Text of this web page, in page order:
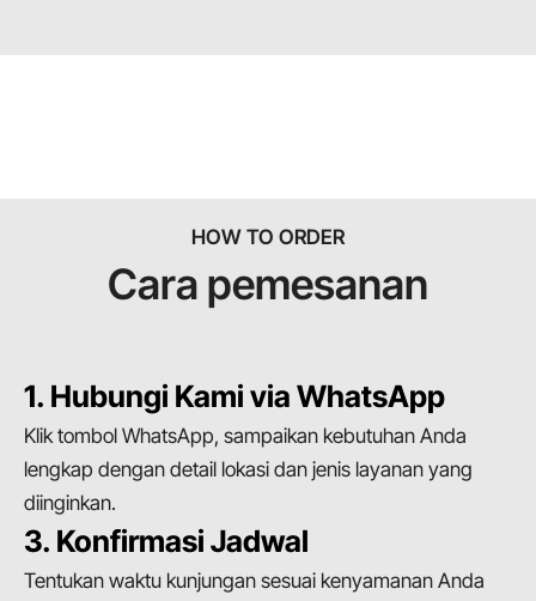
HOW TO ORDER
Cara pemesanan
1. Hubungi Kami via WhatsApp
Klik tombol WhatsApp, sampaikan kebutuhan Anda
lengkap dengan detail lokasi dan jenis layanan yang
diinginkan.
3. Konfirmasi Jadwal
Tentukan waktu kunjungan sesuai kenyamanan Anda